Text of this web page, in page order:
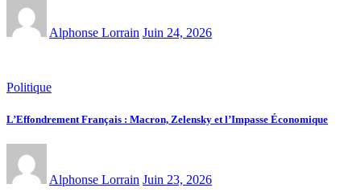
Alphonse Lorrain Juin 24, 2026
Politique
L’Effondrement Français : Macron, Zelensky et l’Impasse Économique
Alphonse Lorrain Juin 23, 2026